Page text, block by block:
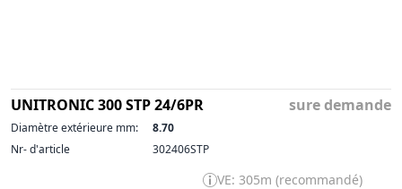
UNITRONIC 300 STP 24/6PR sure demande
Diamètre extérieure mm:
8.70
Nr- d'article
302406STP
VE: 305m (recommandé)